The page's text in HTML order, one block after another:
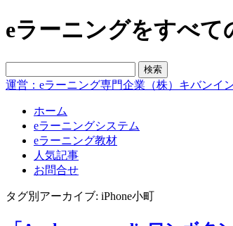
eラーニングをすべて
運営：eラーニング専門企業（株）キバンイ
ホーム
eラーニングシステム
eラーニング教材
人気記事
お問合せ
タグ別アーカイブ: iPhone小町